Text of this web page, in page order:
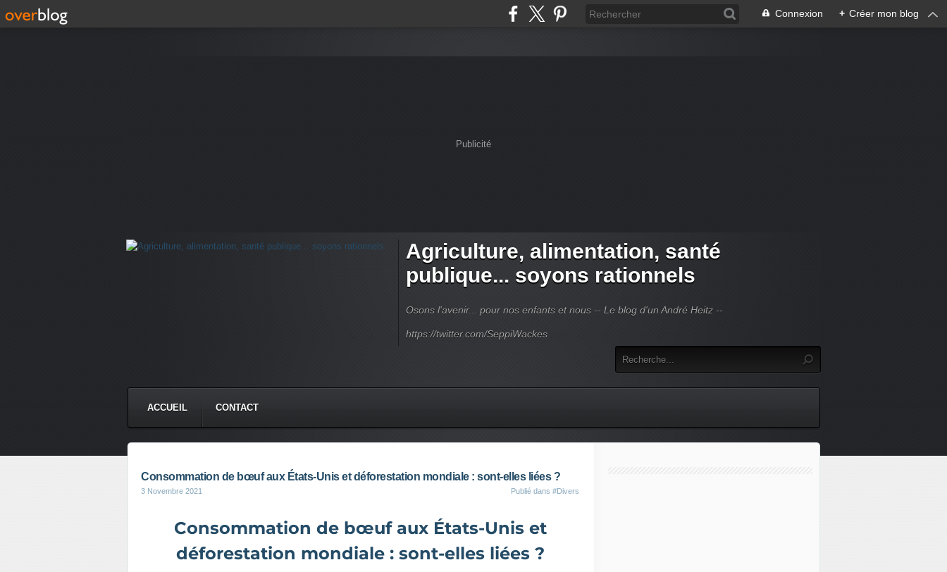
Connexion + Créer mon blog
Publicité
Agriculture, alimentation, santé
publique... soyons rationnels
Osons l'avenir... pour nos enfants et nous -- Le blog d'un André Heitz --
https://twitter.com/SeppiWackes
ACCUEIL CONTACT
Consommation de bœuf aux États-Unis et déforestation mondiale : sont-elles liées ?
3 Novembre 2021 Publié dans #Divers
Consommation de bœuf aux États-Unis et
déforestation mondiale : sont-elles liées ?